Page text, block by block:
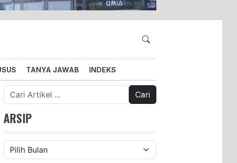
TANYA JAWAB INDEKS
Cari
untuk:
ARSIP
Arsip